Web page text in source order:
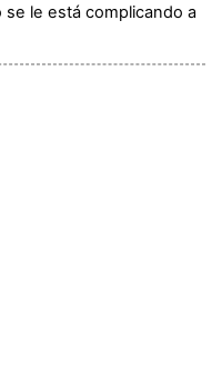
se le está complicando a